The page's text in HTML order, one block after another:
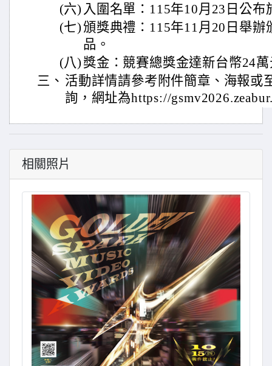
(六) 入圍名單：115年10月23日公布
(七)頒獎典禮：115年11月20日舉辦
品。
(八) 獎金：競賽總獎金達新台幣24
三、 活動詳情請參考附件簡章、海報或
詢，網址為https://
相關照片